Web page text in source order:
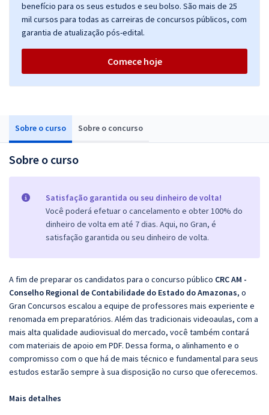
Sobre o curso Sobre o concurso
Sobre o curso
Satisfação garantida ou seu dinheiro de volta!
Você poderá efetuar o cancelamento e obter 100% do
dinheiro de volta em até 7 dias. Aqui, no Gran, é
satisfação garantida ou seu dinheiro de volta.
A fim de preparar os candidatos para o concurso público CRC AM -
Conselho Regional de Contabilidade do Estado do Amazonas, o
Gran Concursos escalou a equipe de professores mais experiente e
renomada em preparatórios. Além das tradicionais videoaulas, com a
mais alta qualidade audiovisual do mercado, você também contará
com materiais de apoio em PDF. Dessa forma, o alinhamento e o
compromisso com o que há de mais técnico e fundamental para seus
estudos estarão sempre à sua disposição no curso que oferecemos.
Mais detalhes
benefício para os seus estudos e seu bolso. São mais de 25
mil cursos para todas as carreiras de concursos públicos, com
garantia de atualização pós-edital.
Comece hoje